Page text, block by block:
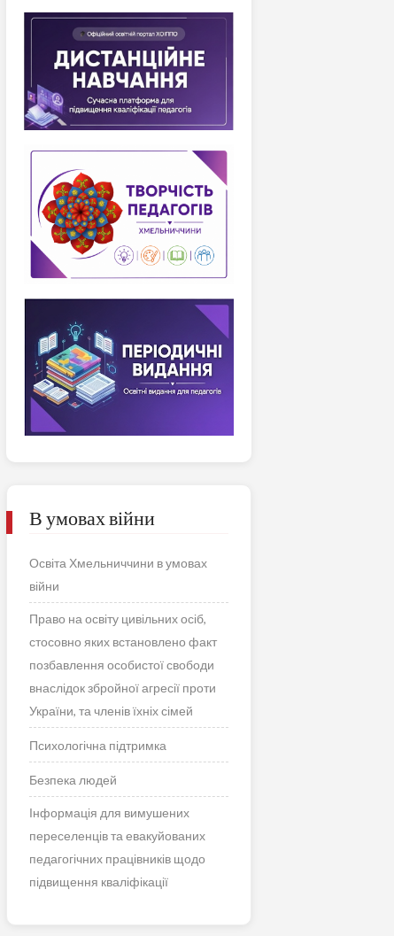
В умовах війни
Освіта Хмельниччини в умовах
війни
Право на освіту цивільних осіб,
стосовно яких встановлено факт
позбавлення особистої свободи
внаслідок збройної агресії проти
України, та членів їхніх сімей
Психологічна підтримка
Безпека людей
Інформація для вимушених
переселенців та евакуйованих
педагогічних працівників щодо
підвищення кваліфікації